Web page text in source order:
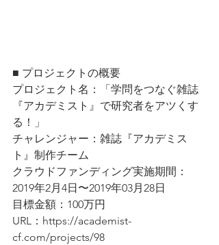
■ プロジェクトの概要
プロジェクト名：「学問をつなぐ雑誌
『アカデミスト』で研究者をアツくす
る！」
チャレンジャー：雑誌『アカデミス
ト』制作チーム
クラウドファンディング実施期間：
2019年2月4日〜2019年03月28日
目標金額：100万円
URL：https://academist-
cf.com/projects/98